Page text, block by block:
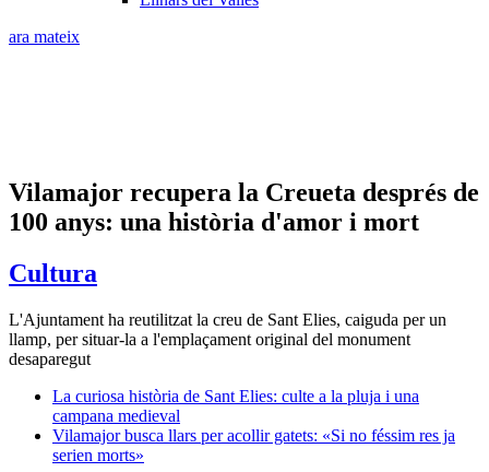
ara mateix
Vilamajor recupera la Creueta després de
100 anys: una història d'amor i mort
Cultura
L'Ajuntament ha reutilitzat la creu de Sant Elies, caiguda per un
llamp, per situar-la a l'emplaçament original del monument
desaparegut
La curiosa història de Sant Elies: culte a la pluja i una
campana medieval
Vilamajor busca llars per acollir gatets: «Si no féssim res ja
serien morts»